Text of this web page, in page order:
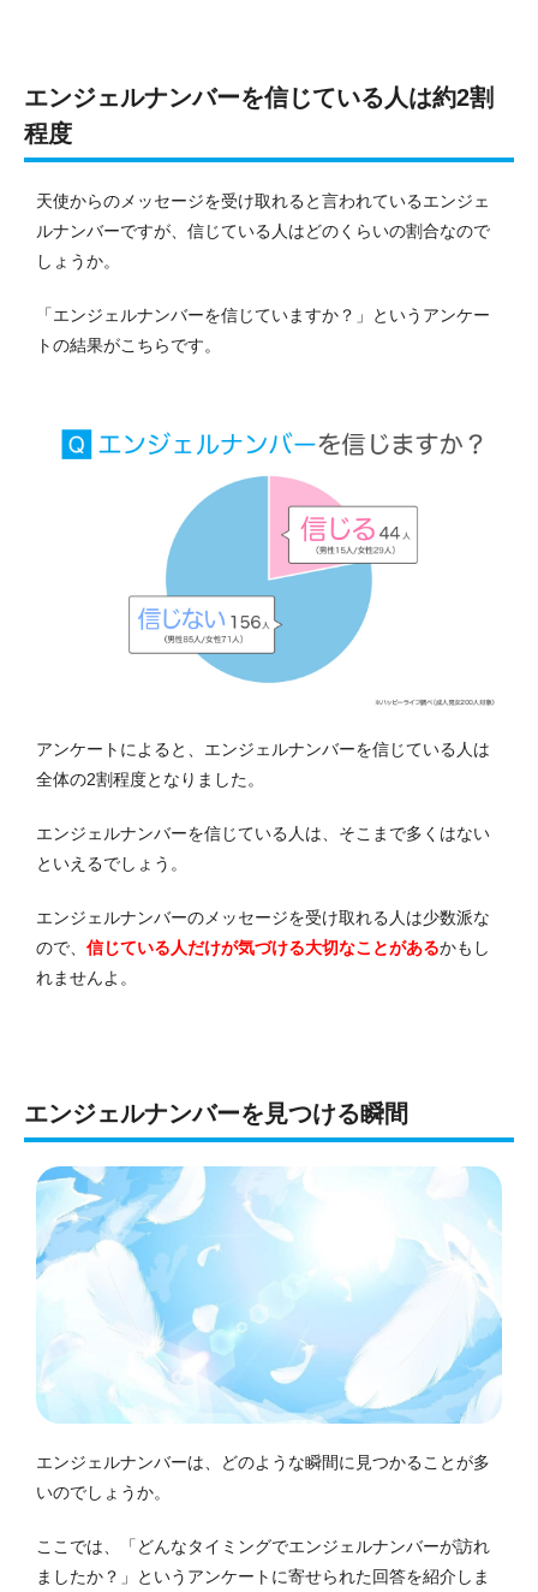
エンジェルナンバーを信じている人は約2割
程度
天使からのメッセージを受け取れると言われているエンジェ
ルナンバーですが、信じている人はどのくらいの割合なので
しょうか。
「エンジェルナンバーを信じていますか？」というアンケー
トの結果がこちらです。
アンケートによると、エンジェルナンバーを信じている人は
全体の2割程度となりました。
エンジェルナンバーを信じている人は、そこまで多くはない
といえるでしょう。
エンジェルナンバーのメッセージを受け取れる人は少数派な
ので、 信じている人だけが気づける大切なことがあるかもし
れませんよ。
エンジェルナンバーを見つける瞬間
エンジェルナンバーは、どのような瞬間に見つかることが多
いのでしょうか。
ここでは、「どんなタイミングでエンジェルナンバーが訪れ
ましたか？」というアンケートに寄せられた回答を紹介しま